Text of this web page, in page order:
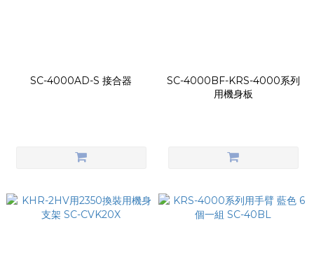
SC-4000AD-S 接合器
SC-4000BF-KRS-4000系列
用機身板